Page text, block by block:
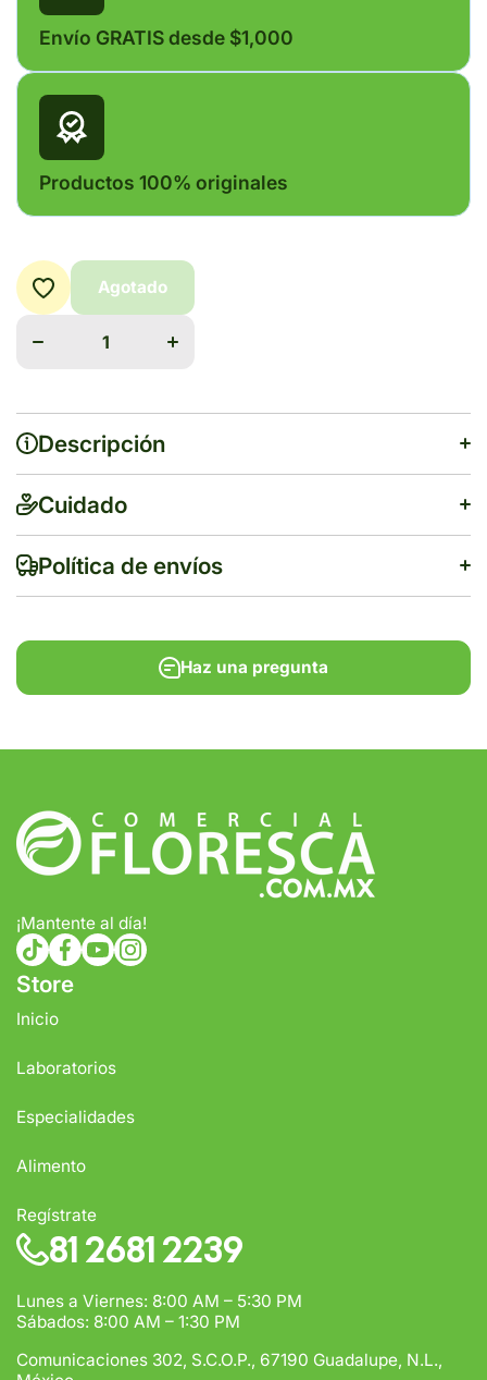
Envío GRATIS desde $1,000
Productos 100% originales
Disminuir
cantidad
NIXOREN
cantidad
NIXOREN
Agotado
Descripción
Cuidado
Política de envíos
Tiempo de entrega estimado: 5 a 7 días hábiles
Gratis en compras de $1,000 o más.
Haz una pregunta
¡Mantente al día!
tiktokcom/@comercialfloresca
facebookcom/FlorescaOficial
youtubecom/@florescaoficial4155
instagramcom/florescaoficial/
Store
Inicio
Laboratorios
Especialidades
Alimento
Regístrate
81 2681 2239
Lunes a Viernes: 8:00 AM – 5:30 PM
Sábados: 8:00 AM – 1:30 PM
Comunicaciones 302, S.C.O.P., 67190 Guadalupe, N.L.,